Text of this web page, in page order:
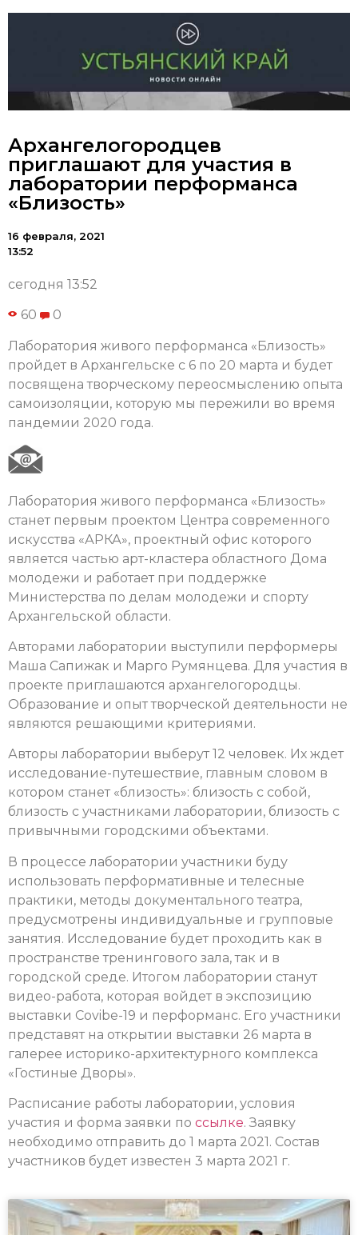
Архангелогородцев
приглашают для участия в
лаборатории перформанса
«Близость»
16 февраля, 2021
13:52
сегодня 13:52
60 0
Лаборатория живого перформанса «Близость»
пройдет в Архангельске с 6 по 20 марта и будет
посвящена творческому переосмыслению опыта
самоизоляции, которую мы пережили во время
пандемии 2020 года.
Лаборатория живого перформанса «Близость»
станет первым проектом Центра современного
искусства «АРКА», проектный офис которого
является частью арт-кластера областного Дома
молодежи и работает при поддержке
Министерства по делам молодежи и спорту
Архангельской области.
Авторами лаборатории выступили перформеры
Маша Сапижак и Марго Румянцева. Для участия в
проекте приглашаются архангелогородцы.
Образование и опыт творческой деятельности не
являются решающими критериями.
Авторы лаборатории выберут 12 человек. Их ждет
исследование-путешествие, главным словом в
котором станет «близость»: близость с собой,
близость с участниками лаборатории, близость с
привычными городскими объектами.
В процессе лаборатории участники буду
использовать перформативные и телесные
практики, методы документального театра,
предусмотрены индивидуальные и групповые
занятия. Исследование будет проходить как в
пространстве тренингового зала, так и в
городской среде. Итогом лаборатории станут
видео-работа, которая войдет в экспозицию
выставки Covibe-19 и перформанс. Его участники
представят на открытии выставки 26 марта в
галерее историко-архитектурного комплекса
«Гостиные Дворы».
Расписание работы лаборатории, условия
участия и форма заявки по ссылке. Заявку
необходимо отправить до 1 марта 2021. Состав
участников будет известен 3 марта 2021 г.